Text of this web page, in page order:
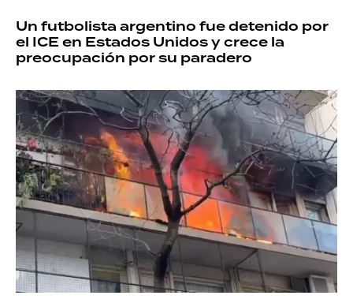
Un futbolista argentino fue detenido por
el ICE en Estados Unidos y crece la
preocupación por su paradero